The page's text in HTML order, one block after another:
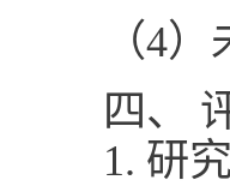
（4
四、
1. 研